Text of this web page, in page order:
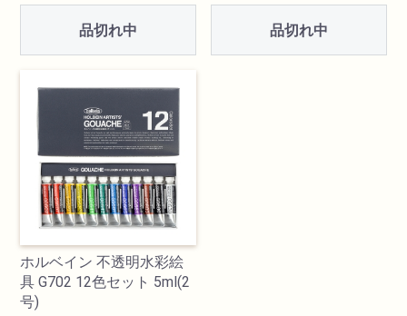
品切れ中 品切れ中
ホルベイン 不透明水彩絵
具 G702 12色セット 5ml(2
号)
地塗り材・メディウム
パステル